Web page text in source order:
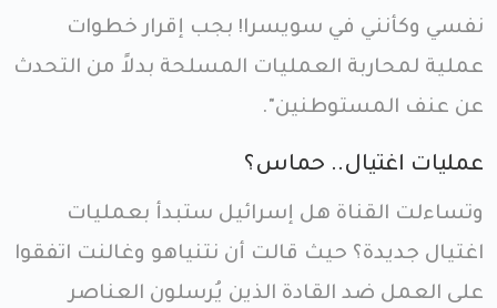
نفسي وكأنني في سويسرا! بجب إقرار خطوات
عملية لمحاربة العمليات المسلحة بدلاً من التحدث
عن عنف المستوطنين".
عمليات اغتيال.. حماس؟
وتساءلت القناة هل إسرائيل ستبدأ بعمليات
اغتيال جديدة؟ حيث قالت أن نتنياهو وغالنت اتفقوا
على العمل ضد القادة الذين يُرسلون العناصر